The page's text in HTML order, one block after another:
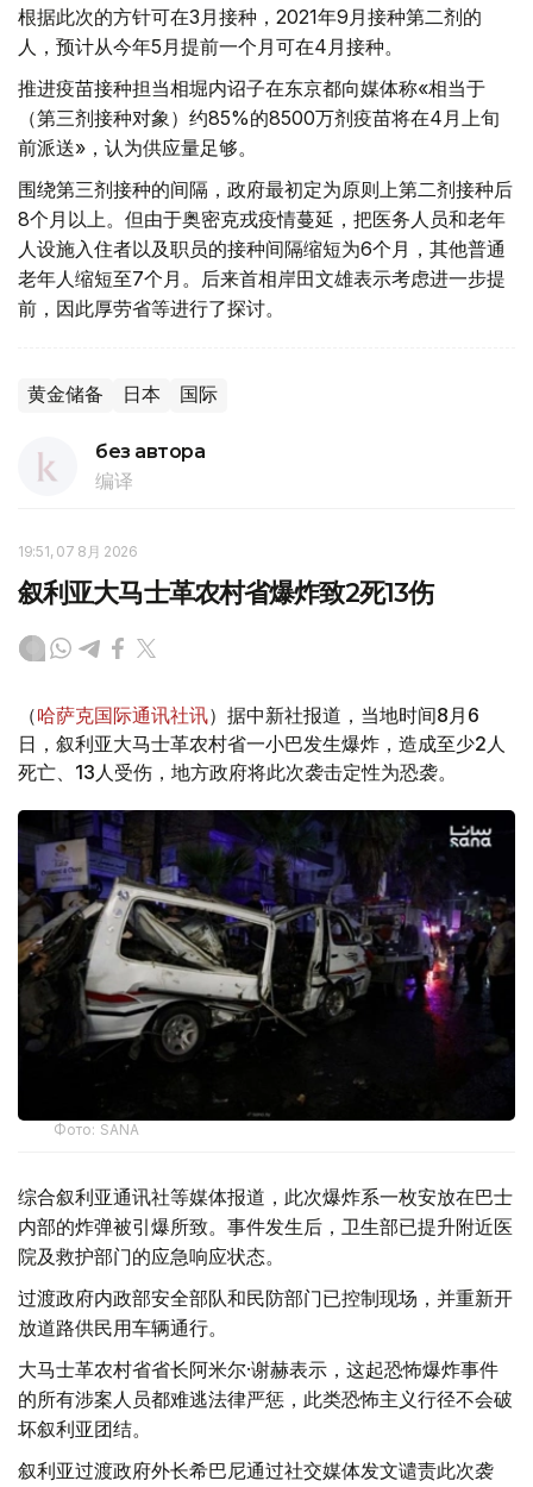
根据此次的方针可在3月接种，2021年9月接种第二剂的
人，预计从今年5月提前一个月可在4月接种。
推进疫苗接种担当相堀内诏子在东京都向媒体称«相当于
（第三剂接种对象）约85%的8500万剂疫苗将在4月上旬
前派送»，认为供应量足够。
围绕第三剂接种的间隔，政府最初定为原则上第二剂接种后
8个月以上。但由于奥密克戎疫情蔓延，把医务人员和老年
人设施入住者以及职员的接种间隔缩短为6个月，其他普通
老年人缩短至7个月。后来首相岸田文雄表示考虑进一步提
前，因此厚劳省等进行了探讨。
黄金储备 日本 国际
без автора
编译
19:51, 07 8月 2026
叙利亚大马士革农村省爆炸致2死13伤
（哈萨克国际通讯社讯）据中新社报道，当地时间8月6
日，叙利亚大马士革农村省一小巴发生爆炸，造成至少2人
死亡、13人受伤，地方政府将此次袭击定性为恐袭。
Фото: SANA
综合叙利亚通讯社等媒体报道，此次爆炸系一枚安放在巴士
内部的炸弹被引爆所致。事件发生后，卫生部已提升附近医
院及救护部门的应急响应状态。
过渡政府内政部安全部队和民防部门已控制现场，并重新开
放道路供民用车辆通行。
大马士革农村省省长阿米尔·谢赫表示，这起恐怖爆炸事件
的所有涉案人员都难逃法律严惩，此类恐怖主义行径不会破
坏叙利亚团结。
叙利亚过渡政府外长希巴尼通过社交媒体发文谴责此次袭